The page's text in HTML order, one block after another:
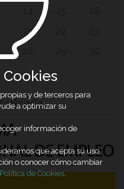
21
y de terceros para
a optimizar su
información de
que acepta su uso.
o conocer cómo cambiar
Política de Cookies.